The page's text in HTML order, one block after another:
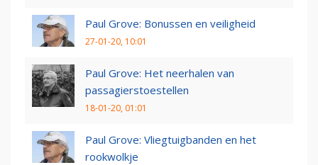
Paul Grove: Bonussen en veiligheid
27-01-20, 10:01
Paul Grove: Het neerhalen van
passagierstoestellen
18-01-20, 01:01
Paul Grove: Vliegtuigbanden en het
rookwolkje